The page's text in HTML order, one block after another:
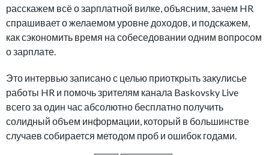
расскажем всё о зарплатной вилке, объясним, зачем HR
спрашивает о желаемом уровне доходов, и подскажем,
как сэкономить время на собеседовании одним вопросом
о зарплате.
Это интервью записано с целью приоткрыть закулисье
работы HR и помочь зрителям канала Baskovsky Live
всего за один час абсолютно бесплатно получить
солидный объем информации, который в большинстве
случаев собирается методом проб и ошибок годами.